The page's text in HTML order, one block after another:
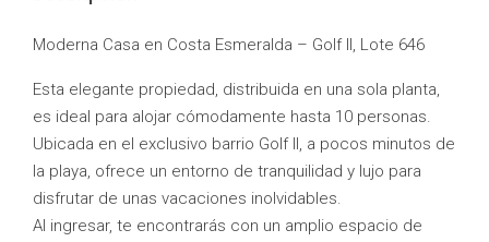
Moderna Casa en Costa Esmeralda – Golf II, Lote 646
Esta elegante propiedad, distribuida en una sola planta,
es ideal para alojar cómodamente hasta 10 personas.
Ubicada en el exclusivo barrio Golf II, a pocos minutos de
la playa, ofrece un entorno de tranquilidad y lujo para
disfrutar de unas vacaciones inolvidables.
Al ingresar, te encontrarás con un amplio espacio de